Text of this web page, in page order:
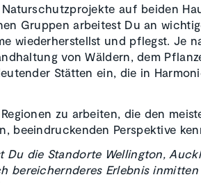
auf beiden
Gruppen arbeitest Du an
wiederherstellst und pflegst. Je
von Wäldern, dem
Stätten ein, die in
zu arbeiten, die den
beeindruckenden Perspektive
Du die Standorte Wellington,
bereichernderes Erlebnis inmitten